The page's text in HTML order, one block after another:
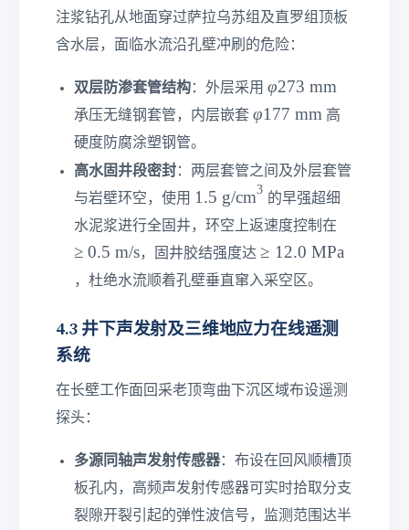
5
e
t
{
P
a
}
注浆钻孔从地面穿过萨拉乌苏组及直罗组顶板
含水层，面临水流沿孔壁冲刷的危险：
双层防渗套管结构：外层采用 φ
2
te
xt
{
m
m
}
φ273 mm
承压无缝钢套管，内层嵌套 φ
7\
te
xt
m
m
φ177 mm 高
硬度防腐涂塑钢管。
高水固井段密封：两层套管之间及外层套管
与岩壁环空，使用 1.
5\
xt
{
c
^
1.5 g/cm3
的早强超细
水泥浆进行全固井，环空上返速度控制在
}
≥ 0.5 m/s，固井胶结强度达≥
1
2.
te
M
≥ 12.0 MPa
，杜绝水流顺着孔壁垂直窜入采空区。
4.3 井下声发射及三维地应力在线遥测
系统
在长壁工作面回采老顶弯曲下沉区域布设遥测
探头：
多源同轴声发射传感器：布设在回风顺槽顶
板孔内，高频声发射传感器可实时拾取分支
裂隙开裂引起的弹性波信号，监测范围达半